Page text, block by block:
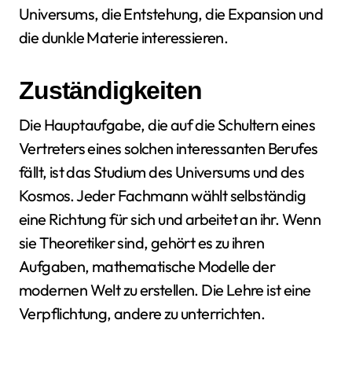
Universums, die Entstehung, die Expansion und
die dunkle Materie interessieren.
Zuständigkeiten
Die Hauptaufgabe, die auf die Schultern eines
Vertreters eines solchen interessanten Berufes
fällt, ist das Studium des Universums und des
Kosmos. Jeder Fachmann wählt selbständig
eine Richtung für sich und arbeitet an ihr. Wenn
sie Theoretiker sind, gehört es zu ihren
Aufgaben, mathematische Modelle der
modernen Welt zu erstellen. Die Lehre ist eine
Verpflichtung, andere zu unterrichten.